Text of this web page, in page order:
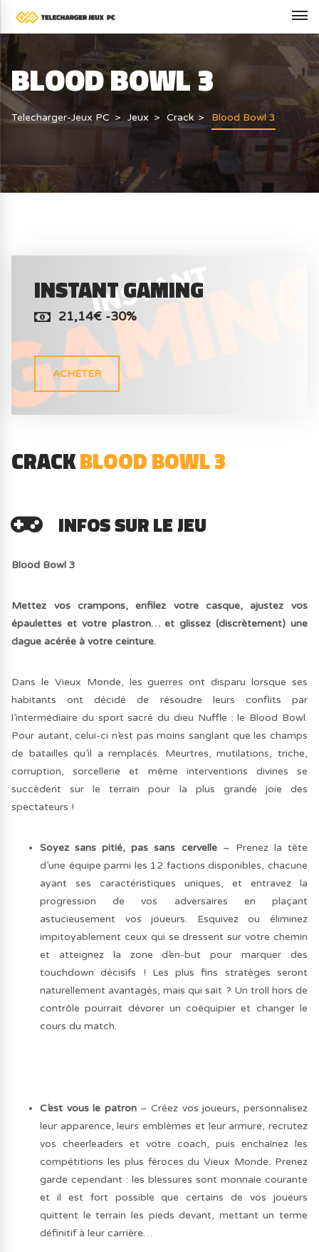
BLOOD BOWL 3
Telecharger-Jeux PC Jeux Crack Blood Bowl 3
INSTANT GAMING
21,14€ -30%
ACHETER
CRACKBLOOD BOWL 3
INFOS SUR LE JEU
Blood Bowl 3
Mettez vos crampons, enfilez votre casque, ajustez vos
épaulettes et votre plastron… et glissez (discrètement) une
dague acérée à votre ceinture.
Dans le Vieux Monde, les guerres ont disparu lorsque ses
habitants ont décidé de résoudre leurs conflits par
l’intermédiaire du sport sacré du dieu Nuffle : le Blood Bowl.
Pour autant, celui-ci n’est pas moins sanglant que les champs
de batailles qu’il a remplacés. Meurtres, mutilations, triche,
corruption, sorcellerie et même interventions divines se
succèdent sur le terrain pour la plus grande joie des
spectateurs !
Soyez sans pitié, pas sans cervelle– Prenez la tête
d’une équipe parmi les 12 factions disponibles, chacune
ayant ses caractéristiques uniques, et entravez la
progression de vos adversaires en plaçant
astucieusement vos joueurs. Esquivez ou éliminez
impitoyablement ceux qui se dressent sur votre chemin
et atteignez la zone d’en-but pour marquer des
touchdown décisifs ! Les plus fins stratèges seront
naturellement avantagés, mais qui sait ? Un troll hors de
contrôle pourrait dévorer un coéquipier et changer le
cours du match.
C’est vous le patron– Créez vos joueurs, personnalisez
leur apparence, leurs emblèmes et leur armure, recrutez
vos cheerleaders et votre coach, puis enchaînez les
compétitions les plus féroces du Vieux Monde. Prenez
garde cependant : les blessures sont monnaie courante
et il est fort possible que certains de vos joueurs
quittent le terrain les pieds devant, mettant un terme
définitif à leur carrière…